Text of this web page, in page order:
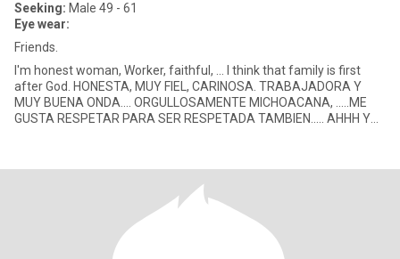
Seeking: Male 49 - 61
Eye wear:
Friends.
I'm honest woman, Worker, faithful, ... I think that family is first
after God. HONESTA, MUY FIEL, CARINOSA. TRABAJADORA Y
MUY BUENA ONDA.... ORGULLOSAMENTE MICHOACANA, .....ME
GUSTA RESPETAR PARA SER RESPETADA TAMBIEN..... AHHH Y